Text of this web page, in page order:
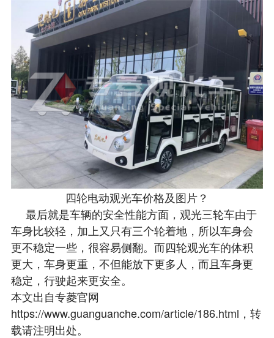
四轮电动观光车价格及图片？
最后就是车辆的安全性能方面，观光三轮车由于
车身比较轻，加上又只有三个轮着地，所以车身会
更不稳定一些，很容易侧翻。而四轮观光车的体积
更大，车身更重，不但能放下更多人，而且车身更
稳定，行驶起来更安全。
本文出自专菱官网
https://www.guanguanche.com/article/186.html，转
载请注明出处。